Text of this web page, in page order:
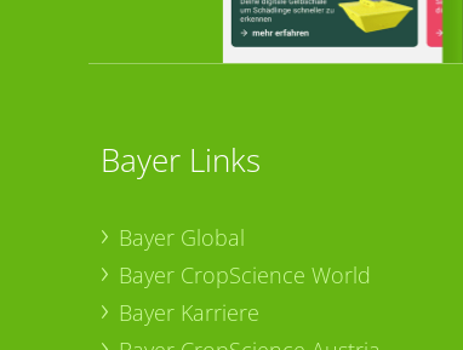
Bayer Links
Bayer Global
Bayer CropScience World
Bayer Karriere